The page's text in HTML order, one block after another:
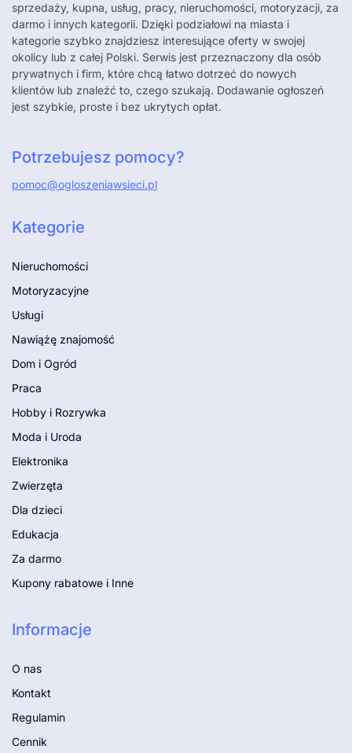
sprzedaży, kupna, usług, pracy, nieruchomości, motoryzacji, za
darmo i innych kategorii. Dzięki podziałowi na miasta i
kategorie szybko znajdziesz interesujące oferty w swojej
okolicy lub z całej Polski. Serwis jest przeznaczony dla osób
prywatnych i firm, które chcą łatwo dotrzeć do nowych
klientów lub znaleźć to, czego szukają. Dodawanie ogłoszeń
jest szybkie, proste i bez ukrytych opłat.
Potrzebujesz pomocy?
pomoc@ogloszeniawsieci.pl
Kategorie
Nieruchomości
Motoryzacyjne
Usługi
Nawiążę znajomość
Dom i Ogród
Praca
Hobby i Rozrywka
Moda i Uroda
Elektronika
Zwierzęta
Dla dzieci
Edukacja
Za darmo
Kupony rabatowe i Inne
Informacje
O nas
Kontakt
Regulamin
Cennik